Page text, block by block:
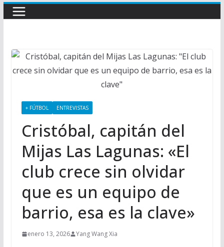
+ FÚTBOL ENTREVISTAS
Cristóbal, capitán del
Mijas Las Lagunas: «El
club crece sin olvidar
que es un equipo de
barrio, esa es la clave»
enero 13, 2026 Yang Wang Xia